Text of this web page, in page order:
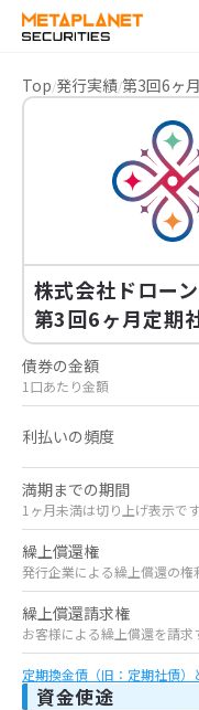
Top 発行実績
株式会社ドロー
第3回6ヶ月定期
債券の金額
1口あたり金額
利払いの頻度
満期までの期間
1ヶ月未満は切り上げ表示で
繰上償還権
発行企業による繰上償還の権
繰上償還請求権
お客様による繰上償還を請求
定期換金債（旧：定期社債）
資金使途